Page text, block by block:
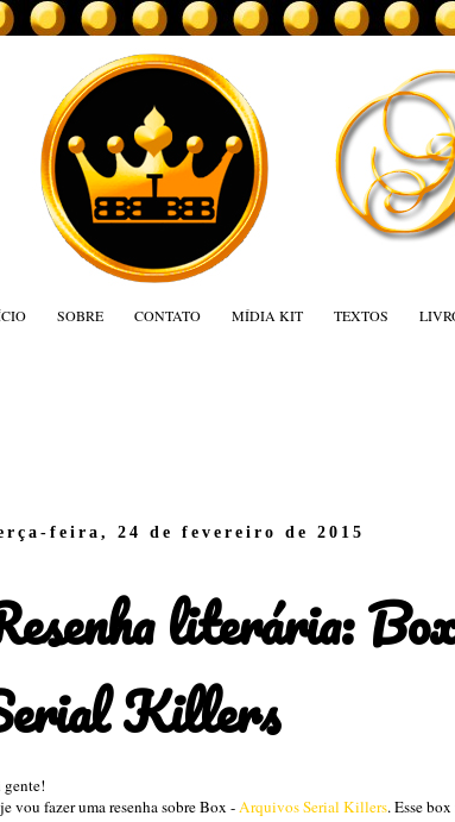
SOBRE CONTATO MÍDIA KIT TEXTOS
feira, 24 de fevereiro de 2015
literária:
Killers
vou fazer uma resenha sobre Box -Arquivos Serial Killers. Esse